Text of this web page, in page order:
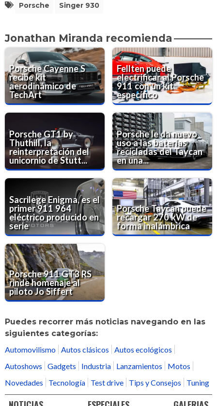
Porsche Singer 930
Jonathan Miranda recomienda
Porsche Cayenne S
recibe kit
aerodinámico de
TechArt
Fellten puede
electrificar al Porsche
911 con un kit
específico
Porsche GT1 by
Thuthill, la
reinterpretación del
unicornio de Stutt...
Porsche le da nuevo
uso a las baterías
recicladas del Taycan
en una...
Sacrilege Enigma, es el
primer 911 964
eléctrico producido en
serie
Porsche Taycan puede
recargar 270 kW de
forma inalámbrica
Porsche 911 GT3 RS
rinde homenaje al
piloto Jo Siffert
Puedes recorrer más noticias navegando en las
siguientes categorías:
Automovilismo Autos clásicos
Autos ecológicos
Autoshows
Gadgets Industria Lanzamientos
Motos
Novedades
Tecnología Test drive Tips y Consejos Tuning